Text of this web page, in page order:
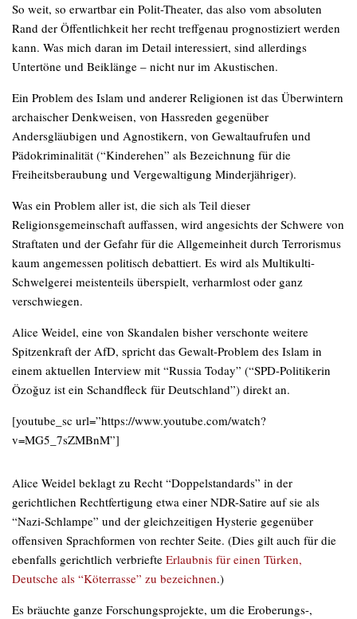
So weit, so erwartbar ein Polit-Theater, das also vom absoluten
Rand der Öffentlichkeit her recht treffgenau prognostiziert werden
kann. Was mich daran im Detail interessiert, sind allerdings
Untertöne und Beiklänge – nicht nur im Akustischen.
Ein Problem des Islam und anderer Religionen ist das Überwintern
archaischer Denkweisen, von Hassreden gegenüber
Andersgläubigen und Agnostikern, von Gewaltaufrufen und
Pädokriminalität (“Kinderehen” als Bezeichnung für die
Freiheitsberaubung und Vergewaltigung Minderjähriger).
Was ein Problem aller ist, die sich als Teil dieser
Religionsgemeinschaft auffassen, wird angesichts der Schwere von
Straftaten und der Gefahr für die Allgemeinheit durch Terrorismus
kaum angemessen politisch debattiert. Es wird als Multikulti-
Schwelgerei meistenteils überspielt, verharmlost oder ganz
verschwiegen.
Alice Weidel, eine von Skandalen bisher verschonte weitere
Spitzenkraft der AfD, spricht das Gewalt-Problem des Islam in
einem aktuellen Interview mit “Russia Today” (“SPD-Politikerin
Özoğuz ist ein Schandfleck für Deutschland”) direkt an.
[youtube_sc url=”https://www.youtube.com/watch?
v=MG5_7sZMBnM”]
Alice Weidel beklagt zu Recht “Doppelstandards” in der
gerichtlichen Rechtfertigung etwa einer NDR-Satire auf sie als
“Nazi-Schlampe” und der gleichzeitigen Hysterie gegenüber
offensiven Sprachformen von rechter Seite. (Dies gilt auch für die
ebenfalls gerichtlich verbriefte Erlaubnis für einen Türken,
Deutsche als “Köterrasse” zu bezeichnen.)
Es bräuchte ganze Forschungsprojekte, um die Eroberungs-,